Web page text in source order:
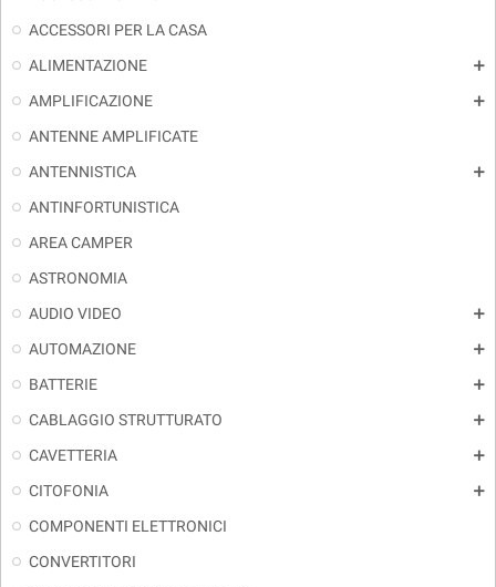
ACCESSORI PER LA CASA
ALIMENTAZIONE
add
AMPLIFICAZIONE add
ANTENNE AMPLIFICATE
ANTENNISTICA
add
ANTINFORTUNISTICA
AREA CAMPER
ASTRONOMIA
AUDIO VIDEO
add
AUTOMAZIONE add
BATTERIE add
CABLAGGIO STRUTTURATO add
CAVETTERIA add
CITOFONIA add
COMPONENTI ELETTRONICI
CONVERTITORI